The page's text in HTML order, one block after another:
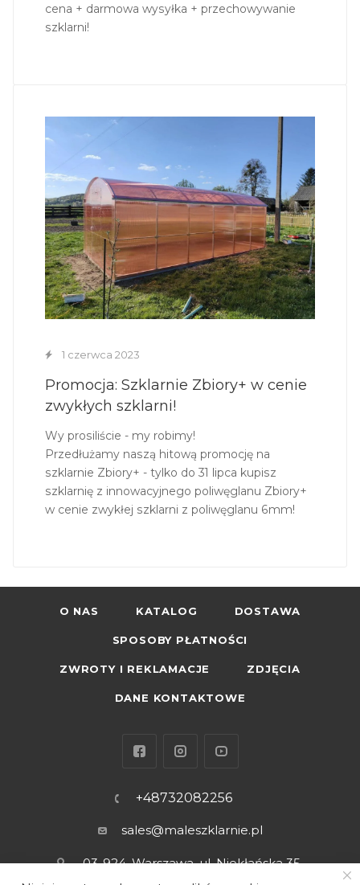
cena + darmowa wysyłka + przechowywanie
szklarni!
1 czerwca 2023
Promocja: Szklarnie Zbiory+ w cenie
zwykłych szklarni!
Wy prosiliście - my robimy!
Przedłużamy naszą hitową promocję na
szklarnie Zbiory+ - tylko do 31 lipca kupisz
szklarnię z innowacyjnego poliwęglanu Zbiory+
w cenie zwykłej szklarni z poliwęglanu 6mm!
O NAS KATALOG DOSTAWA
SPOSOBY PŁATNOŚCI
ZWROTY I REKLAMACJE ZDJĘCIA
DANE KONTAKTOWE
+48732082256
sales@maleszklarnie.pl
03-924, Warszawa, ul. Niekłańska 35